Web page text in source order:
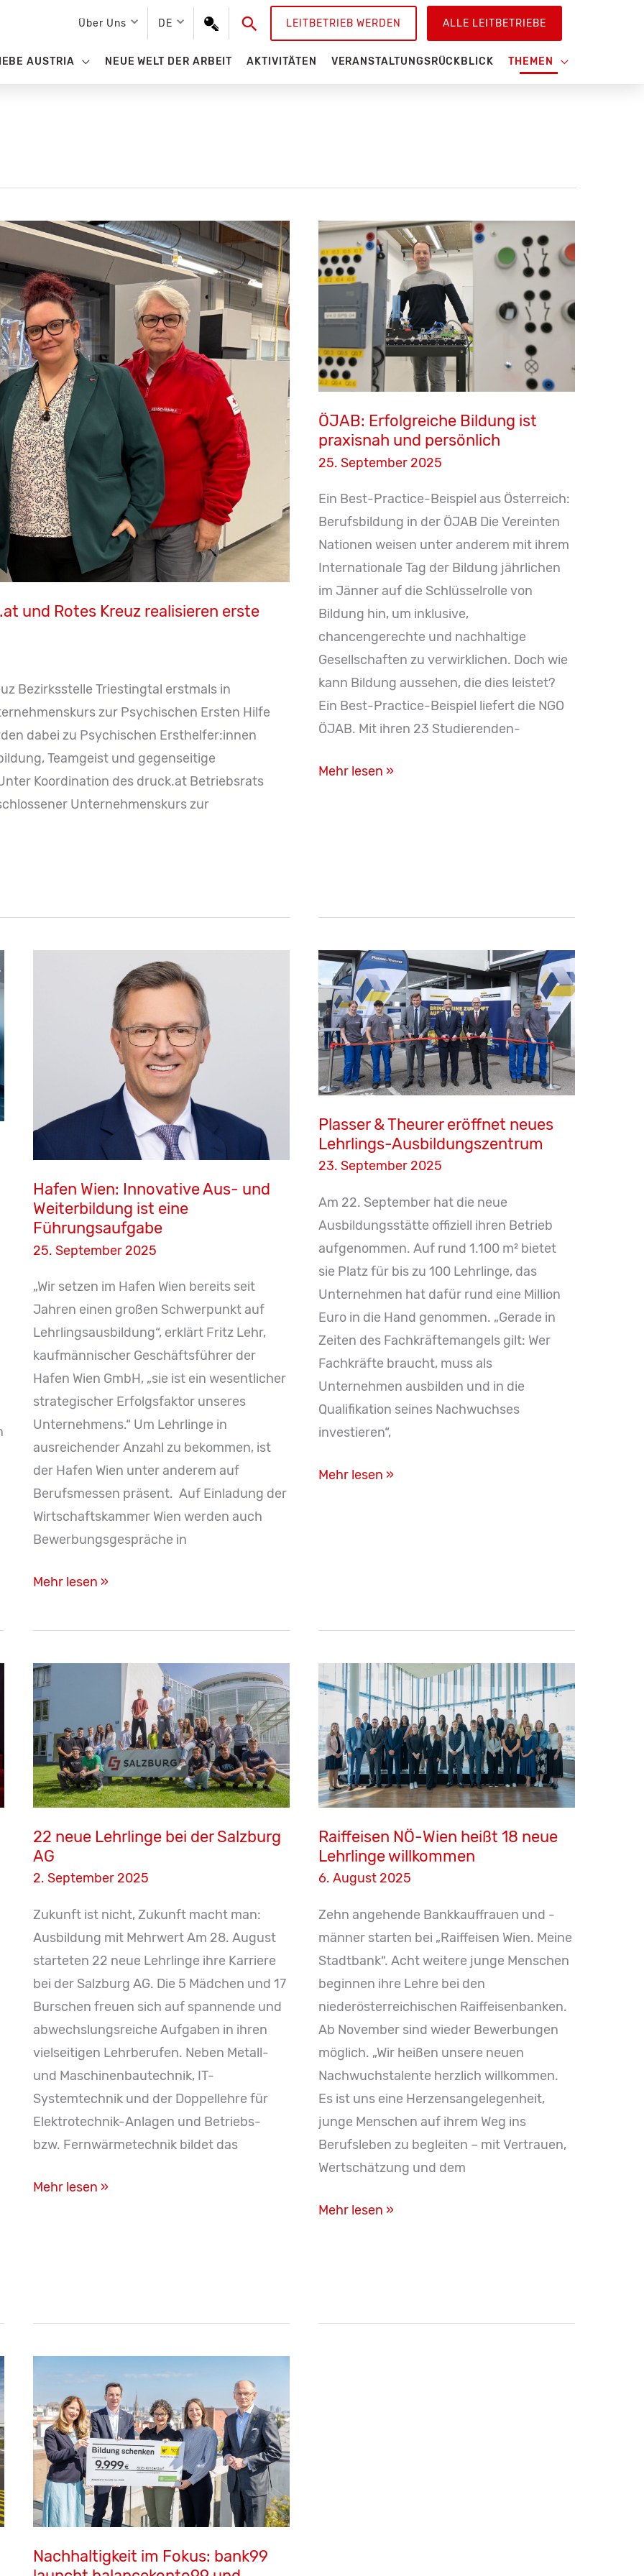
Über Uns DE SuchenLEITBETRIEB WERDEN ALLE LEITBETRIEBE
AUSTRIA NEUE WELT DER ARBEIT AKTIVITÄTEN VERANSTALTUNGSRÜCKBLICK THEMEN
und Rotes Kreuz realisieren erste
Bezirksstelle Triestingtal erstmals in
zur Psychischen Ersten Hilfe
dabei zu Psychischen Ersthelfer:innen
Teamgeist und gegenseitige
Koordination des druck.at Betriebsrats
Unternehmenskurs zur
ÖJAB: Erfolgreiche Bildung ist
praxisnah und persönlich
25. September 2025
Ein Best-Practice-Beispiel aus Österreich:
Berufsbildung in der ÖJAB Die Vereinten
Nationen weisen unter anderem mit ihrem
Internationale Tag der Bildung jährlichen
im Jänner auf die Schlüsselrolle von
Bildung hin, um inklusive,
chancengerechte und nachhaltige
Gesellschaften zu verwirklichen. Doch wie
kann Bildung aussehen, die dies leistet?
Ein Best-Practice-Beispiel liefert die NGO
ÖJAB. Mit ihren 23 Studierenden-
ÖJAB:
Mehr lesen »
Hafen Wien: Innovative Aus- und
Weiterbildung ist eine
Führungsaufgabe
25. September 2025
„Wir setzen im Hafen Wien bereits seit
Jahren einen großen Schwerpunkt auf
Lehrlingsausbildung“, erklärt Fritz Lehr,
kaufmännischer Geschäftsführer der
Hafen Wien GmbH, „sie ist ein wesentlicher
strategischer Erfolgsfaktor unseres
Unternehmens.“ Um Lehrlinge in
ausreichender Anzahl zu bekommen, ist
der Hafen Wien unter anderem auf
Berufsmessen präsent. Auf Einladung der
Wirtschaftskammer Wien werden auch
Bewerbungsgespräche in
Hafen
Innovative
und
Weiterbildung
ist
eine
Führungsaufgabe
Mehr lesen »
Plasser & Theurer eröffnet neues
Lehrlings-Ausbildungszentrum
23. September 2025
Am 22. September hat die neue
Ausbildungsstätte offiziell ihren Betrieb
aufgenommen. Auf rund 1.100 m² bietet
sie Platz für bis zu 100 Lehrlinge, das
Unternehmen hat dafür rund eine Million
Euro in die Hand genommen. „Gerade in
Zeiten des Fachkräftemangels gilt: Wer
Fachkräfte braucht, muss als
Unternehmen ausbilden und in die
Qualifikation seines Nachwuchses
investieren“,
Plasser
Mehr lesen »
22 neue Lehrlinge bei der Salzburg
AG
2. September 2025
Zukunft ist nicht, Zukunft macht man:
Ausbildung mit Mehrwert Am 28. August
starteten 22 neue Lehrlinge ihre Karriere
bei der Salzburg AG. Die 5 Mädchen und 17
Burschen freuen sich auf spannende und
abwechslungsreiche Aufgaben in ihren
vielseitigen Lehrberufen. Neben Metall-
und Maschinenbautechnik, IT-
Systemtechnik und der Doppellehre für
Elektrotechnik-Anlagen und Betriebs-
bzw. Fernwärmetechnik bildet das
22
AG
Mehr lesen »
Raiffeisen NÖ-Wien heißt 18 neue
Lehrlinge willkommen
6. August 2025
Zehn angehende Bankkauffrauen und -
männer starten bei „Raiffeisen Wien. Meine
Stadtbank“. Acht weitere junge Menschen
beginnen ihre Lehre bei den
niederösterreichischen Raiffeisenbanken.
Ab November sind wieder Bewerbungen
möglich. „Wir heißen unsere neuen
Nachwuchstalente herzlich willkommen.
Es ist uns eine Herzensangelegenheit,
junge Menschen auf ihrem Weg ins
Berufsleben zu begleiten – mit Vertrauen,
Wertschätzung und dem
Raiffeisen
neue
Mehr lesen »
Nachhaltigkeit im Fokus: bank99